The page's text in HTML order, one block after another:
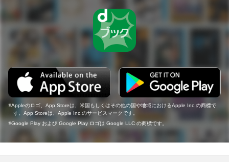
Appleのロゴ、App Storeは、米国もしくはその他の国や地域におけるApple Inc.の商標で
す。App Storeは、Apple Inc.のサービスマークです。
Google Play および Google Play ロゴは Google LLC の商標です。